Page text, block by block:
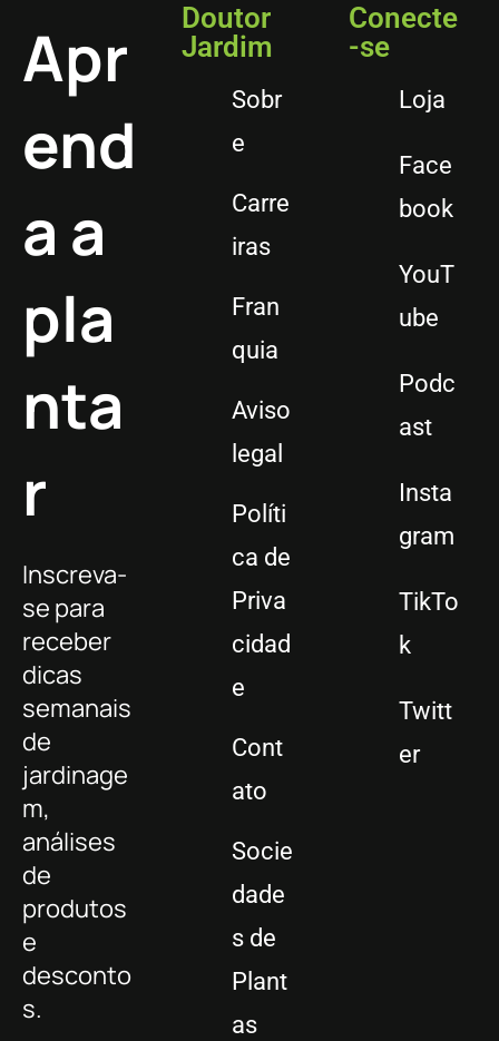
Apr
end
a a
pla
nta
r
Inscreva-
se para
receber
dicas
semanais
de
jardinage
m,
análises
de
produtos
e
desconto
s.
Doutor
Jardim
Sobr
e
Carre
iras
Fran
quia
Aviso
legal
Políti
ca de
Priva
cidad
e
Cont
ato
Socie
dade
s de
Plant
as
Conecte
-se
Loja
Face
book
YouT
ube
Podc
ast
Insta
gram
TikTo
k
Twitt
er